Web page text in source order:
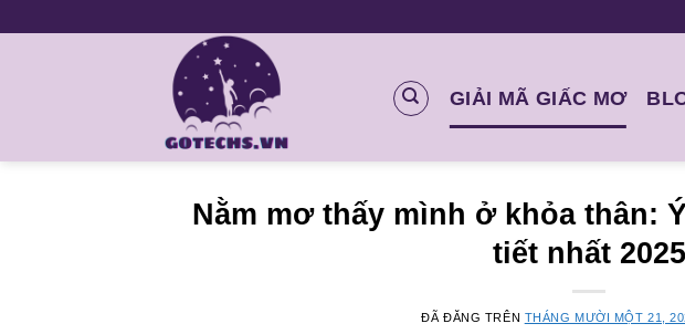
GIẢI MÃ GIẤC MƠ
Nằm mơ thấy mình ở khỏa thân:
tiết nhất 2025
ĐÃ ĐĂNG TRÊN THÁNG MƯỜI MỘT 21,